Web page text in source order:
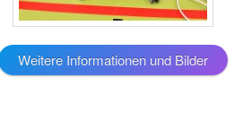
Weitere Informationen und Bilder